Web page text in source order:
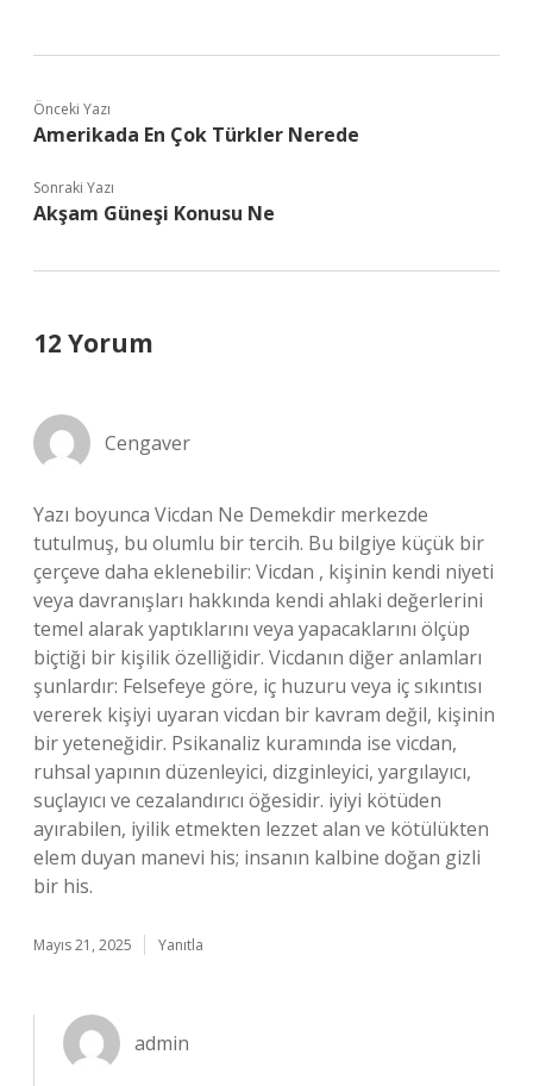
Önceki Yazı
Amerikada En Çok Türkler Nerede
Sonraki Yazı
Akşam Güneşi Konusu Ne
12 Yorum
Cengaver
Yazı boyunca Vicdan Ne Demekdir merkezde
tutulmuş, bu olumlu bir tercih. Bu bilgiye küçük bir
çerçeve daha eklenebilir: Vicdan , kişinin kendi niyeti
veya davranışları hakkında kendi ahlaki değerlerini
temel alarak yaptıklarını veya yapacaklarını ölçüp
biçtiği bir kişilik özelliğidir. Vicdanın diğer anlamları
şunlardır: Felsefeye göre, iç huzuru veya iç sıkıntısı
vererek kişiyi uyaran vicdan bir kavram değil, kişinin
bir yeteneğidir. Psikanaliz kuramında ise vicdan,
ruhsal yapının düzenleyici, dizginleyici, yargılayıcı,
suçlayıcı ve cezalandırıcı öğesidir. iyiyi kötüden
ayırabilen, iyilik etmekten lezzet alan ve kötülükten
elem duyan manevi his; insanın kalbine doğan gizli
bir his.
Mayıs 21, 2025 Yanıtla
admin